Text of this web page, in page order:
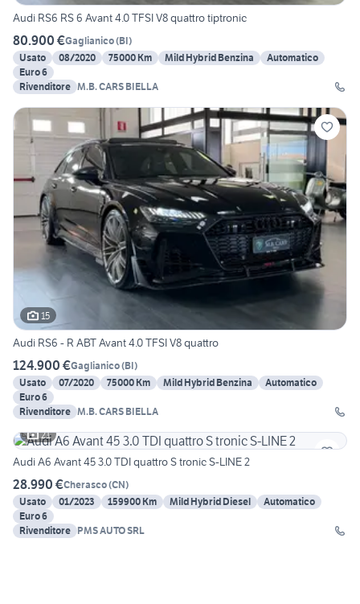
Audi RS6 RS 6 Avant 4.0 TFSI V8 quattro tiptronic
80.900 €Gaglianico(BI)
Usato
08/2020 75000 Km Mild Hybrid Benzina
Automatico
Euro 6
Rivenditore M.B. CARS BIELLA
15
Audi RS6 - R ABT Avant 4.0 TFSI V8 quattro
124.900 €Gaglianico(BI)
Usato
07/2020 75000 Km Mild Hybrid Benzina
Automatico
Euro 6
Rivenditore M.B. CARS BIELLA
21
Audi A6 Avant 45 3.0 TDI quattro S tronic S-LINE 2
28.990 €Cherasco(CN)
Usato
01/2023 159900 Km Mild Hybrid Diesel
Automatico
Euro 6
Rivenditore PMS AUTO SRL